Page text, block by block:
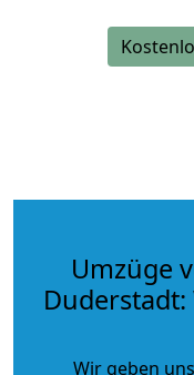
Umzüge
Wir geben